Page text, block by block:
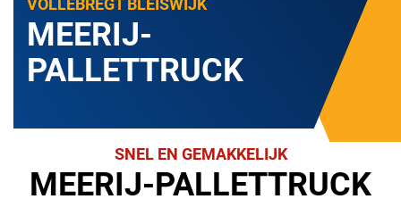
VOLLEBREGT BLEISWIJK
MEERIJ-
PALLETTRUCK
SNEL EN GEMAKKELIJK
MEERIJ-PALLETTRUCK